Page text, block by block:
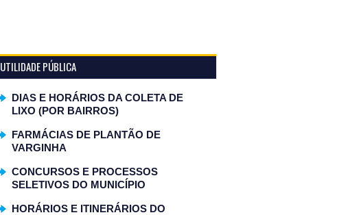
UTILIDADE PÚBLICA
DIAS E HORÁRIOS DA COLETA DE
LIXO (POR BAIRROS)
FARMÁCIAS DE PLANTÃO DE
VARGINHA
CONCURSOS E PROCESSOS
SELETIVOS DO MUNICÍPIO
HORÁRIOS E ITINERÁRIOS DO